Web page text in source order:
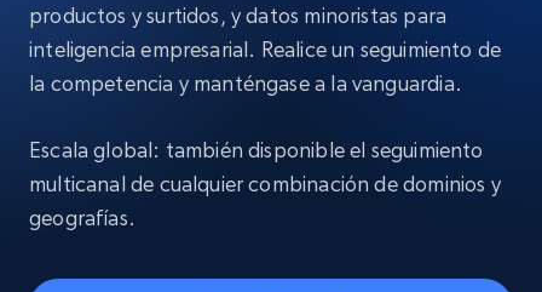
productos y surtidos, y datos minoristas para
inteligencia empresarial. Realice un seguimiento de
la competencia y manténgase a la vanguardia.
Escala global: también disponible el seguimiento
multicanal de cualquier combinación de dominios y
geografías.